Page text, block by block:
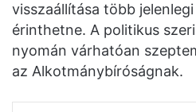
visszaállítása több
érinthetne. A politikus
nyomán várhatóan
az Alkotmánybíróságnak.